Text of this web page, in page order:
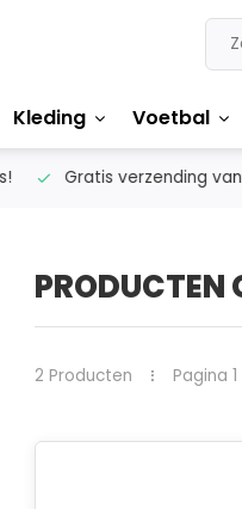
Kleding Voetbal
Gratis verzending vanaf
PRODUCTEN
2 Producten Pagina 1